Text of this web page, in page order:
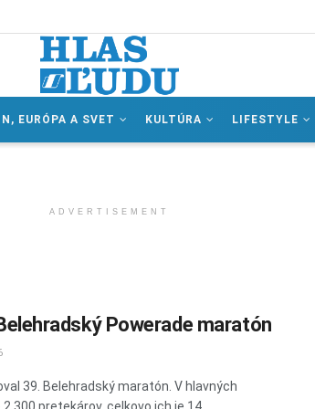
EURÓPA A SVET KULTÚRA LIFESTYLE
ADVERTISEMENT
Powerade maratón
39. Belehradský maratón. V hlavných